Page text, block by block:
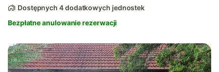
Dostępnych 4 dodatkowych jednostek
Bezpłatne anulowanie rezerwacji